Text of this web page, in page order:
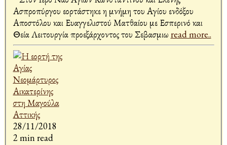
Ασπροπύργου εορτάστηκε η μνήμη του Αγίου ενδόξου
Αποστόλου και Ευαγγελιστού Ματθαίου με Εσπερινό και
Θεία Λειτουργία προεξάρχοντος του Σεβασμιω read more..
28/11/2018
2 min read